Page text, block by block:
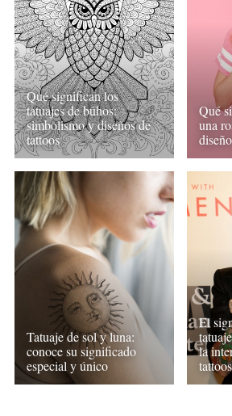
Qué significan los
tatuajes de búhos:
simbolismo y diseños de
tattoos
Qué
una
Tatuaje de sol y luna:
conoce su significado
especial y único
El
la
tattoos